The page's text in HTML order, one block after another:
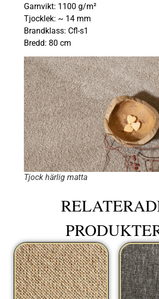
Garnvikt: 1100 g/m²
Tjocklek: ~ 14 mm
Brandklass: Cfl-s1
Bredd: 80 cm
Tjock härlig matta